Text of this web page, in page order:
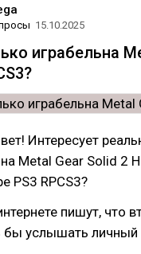
15.10.2025
играбельна
Интересует
Metal Gear Solid 2
PS3 RPCS3?
пишут, что
бы услышать личный